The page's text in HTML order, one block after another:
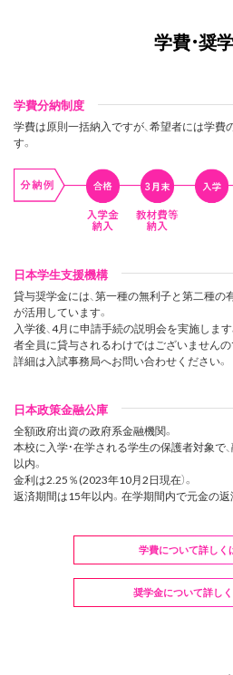
学費・奨
学費分納制度
学費は原則一括納入ですが、希望者には学費
す。
日本学生支援機構
貸与奨学金には、第一種の無利子と第二種の
が活用しています。
入学後、4月に申請手続の説明会を実施しま
者全員に貸与されるわけではございませんの
詳細は入試事務局へお問い合わせください。
日本政策金融公庫
全額政府出資の政府系金融機関。
本校に入学・在学される学生の保護者対象で
以内。
金利は2.25％(2023年10月2日現在）。
返済期間は15年以内。在学期間内で元金の返
学費について詳しく
奨学金について詳し